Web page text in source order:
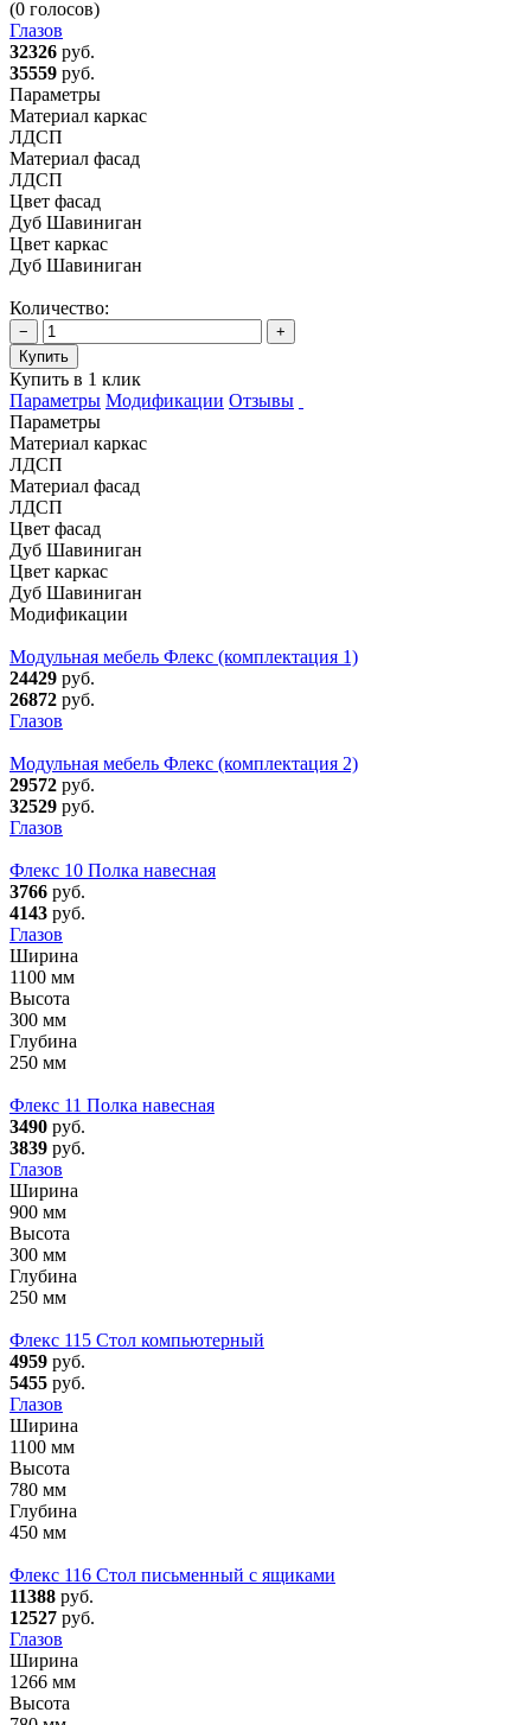
(0 голосов)
Глазов
32326 руб.
35559 руб.
Параметры
Материал каркас
ЛДСП
Материал фасад
ЛДСП
Цвет фасад
Дуб Шавиниган
Цвет каркас
Дуб Шавиниган
Количество:
−
+
Купить
Купить в 1 клик
Параметры Модификации Отзывы
Параметры
Материал каркас
ЛДСП
Материал фасад
ЛДСП
Цвет фасад
Дуб Шавиниган
Цвет каркас
Дуб Шавиниган
Модификации
Модульная мебель Флекс (комплектация 1)
24429 руб.
26872 руб.
Глазов
Модульная мебель Флекс (комплектация 2)
29572 руб.
32529 руб.
Глазов
Флекс 10 Полка навесная
3766 руб.
4143 руб.
Глазов
Ширина
1100 мм
Высота
300 мм
Глубина
250 мм
Флекс 11 Полка навесная
3490 руб.
3839 руб.
Глазов
Ширина
900 мм
Высота
300 мм
Глубина
250 мм
Флекс 115 Стол компьютерный
4959 руб.
5455 руб.
Глазов
Ширина
1100 мм
Высота
780 мм
Глубина
450 мм
Флекс 116 Стол письменный с ящиками
11388 руб.
12527 руб.
Глазов
Ширина
1266 мм
Высота